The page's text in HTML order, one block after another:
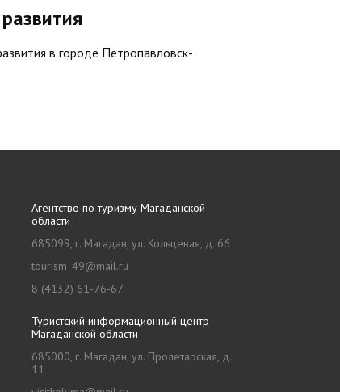
в городе Петропавловск-
Агентство по туризму Магаданской
области
685099, г. Магадан, ул. Кольцевая, д. 66
tourism_49@mail.ru
8 (4132) 61-76-67
Туристский информационный центр
Магаданской области
685000, г. Магадан, ул. Пролетарская, д.
11